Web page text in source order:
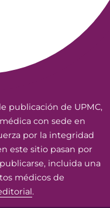
publicación de UPMC,
con sede en
por la integridad
este sitio pasan por
incluida una
médicos de
.